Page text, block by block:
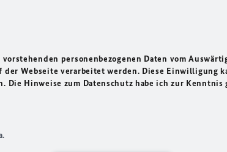
personenbezogenen Daten vom
der Webseite verarbeitet werden. Diese Einwilligung
Hinweise zum Datenschutz habe ich zur Kenntnis